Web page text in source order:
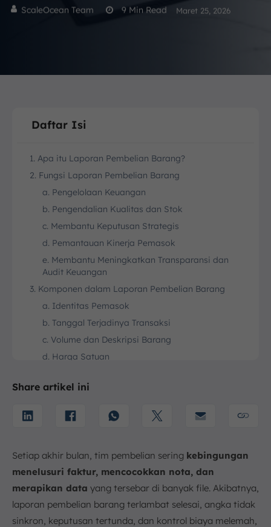
ScaleOcean Team 9 Min Read Maret 25, 2026
Daftar Isi
1. Apa itu Laporan Pembelian Barang?
2. Fungsi Laporan Pembelian Barang
a. Pengelolaan Keuangan
b. Pengendalian Kualitas dan Stok
c. Membantu Keputusan Strategis
d. Pemantauan Kinerja Pemasok
e. Membantu Meningkatkan Transparansi dan
Audit Keuangan
3. Komponen dalam Laporan Pembelian Barang
a. Identitas Pemasok
b. Tanggal Terjadinya Transaksi
c. Volume dan Deskripsi Barang
d. Harga Satuan
4. Jenis-jenis Laporan Pembelian Barang
b. Laporan Pembelian Mingguan
d. Laporan Pesanan Pembelian
e. Laporan Pembelian Per Item
f. Laporan Retur Pembelian
5. Tahapan Cara Membuat Laporan Pembelian
Barang
Share artikel ini
Setiap akhir bulan, tim pembelian sering kebingungan
menelusuri faktur, mencocokkan nota, dan
merapikan data yang tersebar di banyak file. Akibatnya,
laporan pembelian barang terlambat selesai, angka tidak
sinkron, keputusan tertunda, dan kontrol biaya melemah,